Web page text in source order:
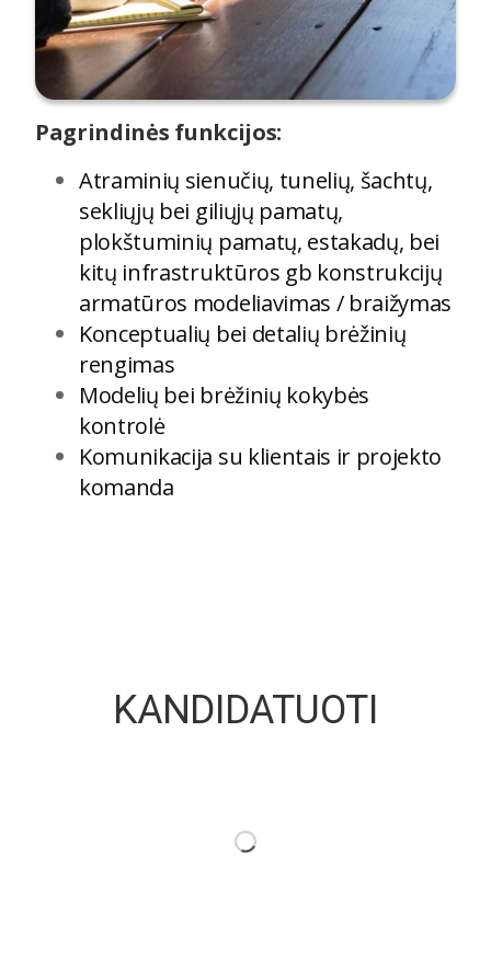
Pagrindinės funkcijos:
Atraminių sienučių, tunelių, šachtų,
sekliųjų bei giliųjų pamatų,
plokštuminių pamatų, estakadų, bei
kitų infrastruktūros gb konstrukcijų
armatūros modeliavimas / braižymas
Konceptualių bei detalių brėžinių
rengimas
Modelių bei brėžinių kokybės
kontrolė
Komunikacija su klientais ir projekto
komanda
KANDIDATUOTI